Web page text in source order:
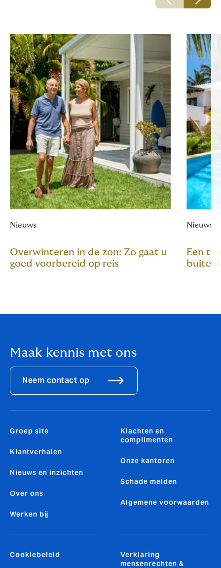
Nieuws
Overwinteren in de zon: Zo gaat u
goed voorbereid op reis
Nieuws
Een
Maak kennis met ons
Neem contact op
Groep site
Klantverhalen
Nieuws en inzichten
Over ons
Werken bij
Klachten en
complimenten
Onze kantoren
Schade melden
Algemene voorwaarden
Cookiebeleid
Verklaring
mensenrechten &